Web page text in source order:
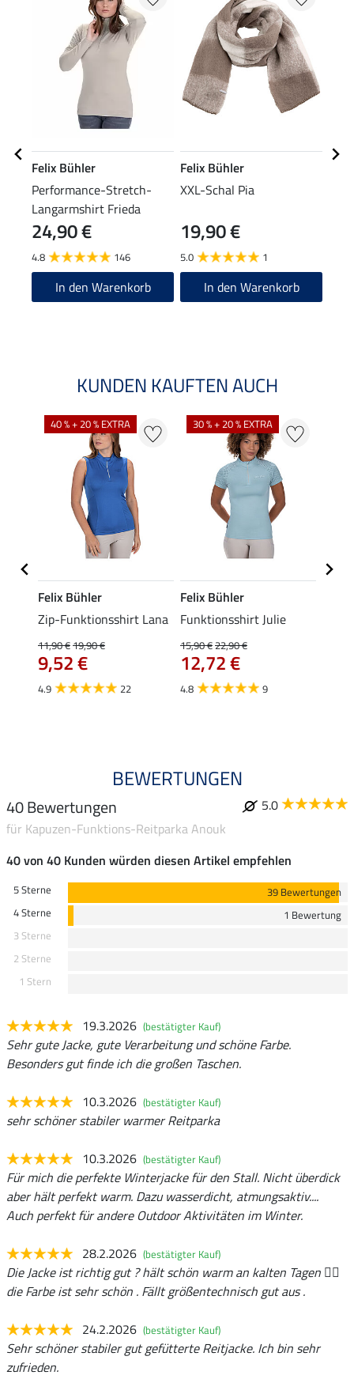
Felix Bühler
Performance-Stretch-
Langarmshirt Frieda
24,90 €
4.8 146
In den Warenkorb
Felix Bühler
XXL-Schal Pia
19,90 €
5.0 1
In den Warenkorb
KUNDEN KAUFTEN AUCH
40 % + 20 % EXTRA
Felix Bühler
Zip-Funktionsshirt Lana
11,90 €19,90 €
9,52 €
4.9 22
30 % + 20 % EXTRA
Felix Bühler
Funktionsshirt Julie
15,90 €22,90 €
12,72 €
4.8 9
BEWERTUNGEN
40 Bewertungen
5.0
für Kapuzen-Funktions-Reitparka Anouk
40 von 40 Kunden würden diesen Artikel empfehlen
5 Sterne
39 Bewertungen
4 Sterne
1 Bewertung
3 Sterne
2 Sterne
1 Stern
19.3.2026 (bestätigter Kauf)
Sehr gute Jacke, gute Verarbeitung und schöne Farbe.
Besonders gut finde ich die großen Taschen.
10.3.2026 (bestätigter Kauf)
sehr schöner stabiler warmer Reitparka
10.3.2026 (bestätigter Kauf)
Für mich die perfekte Winterjacke für den Stall. Nicht überdick
aber hält perfekt warm. Dazu wasserdicht, atmungsaktiv....
Auch perfekt für andere Outdoor Aktivitäten im Winter.
28.2.2026 (bestätigter Kauf)
Die Jacke ist richtig gut ? hält schön warm an kalten Tagen 👍🏻
die Farbe ist sehr schön . Fällt größentechnisch gut aus .
24.2.2026 (bestätigter Kauf)
Sehr schöner stabiler gut gefütterte Reitjacke. Ich bin sehr
zufrieden.